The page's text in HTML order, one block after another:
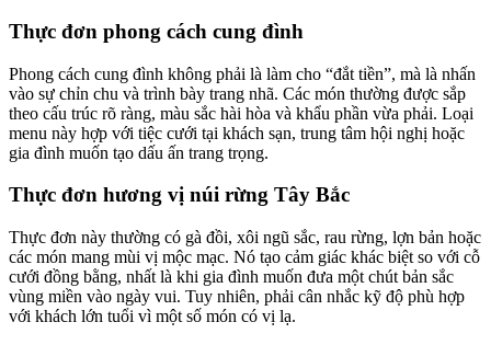
Thực đơn phong cách cung đình
Phong cách cung đình không phải là làm cho “đắt tiền”, mà là nhấn
vào sự chỉn chu và trình bày trang nhã. Các món thường được sắp
theo cấu trúc rõ ràng, màu sắc hài hòa và khẩu phần vừa phải. Loại
menu này hợp với tiệc cưới tại khách sạn, trung tâm hội nghị hoặc
gia đình muốn tạo dấu ấn trang trọng.
Thực đơn hương vị núi rừng Tây Bắc
Thực đơn này thường có gà đồi, xôi ngũ sắc, rau rừng, lợn bản hoặc
các món mang mùi vị mộc mạc. Nó tạo cảm giác khác biệt so với cỗ
cưới đồng bằng, nhất là khi gia đình muốn đưa một chút bản sắc
vùng miền vào ngày vui. Tuy nhiên, phải cân nhắc kỹ độ phù hợp
với khách lớn tuổi vì một số món có vị lạ.